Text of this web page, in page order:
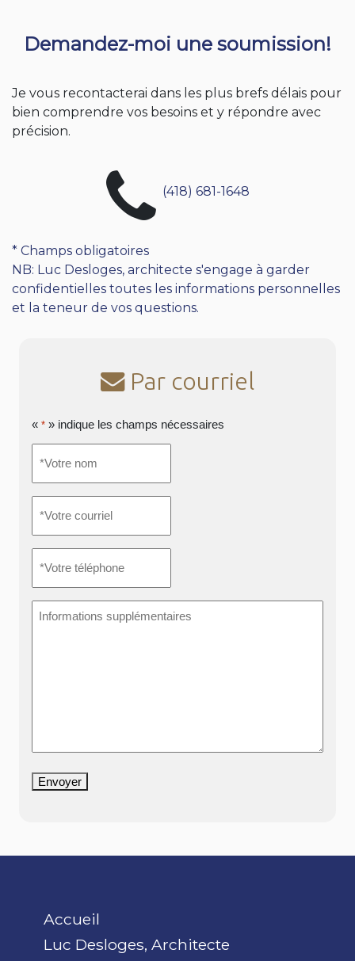
Demandez-moi une soumission!
Je vous recontacterai dans les plus brefs délais pour
bien comprendre vos besoins et y répondre avec
précision.
(418) 681-1648
* Champs obligatoires
NB: Luc Desloges, architecte s'engage à garder
confidentielles toutes les informations personnelles
et la teneur de vos questions.
Par courriel
« * » indique les champs nécessaires
nom*
courriel*
téléphone *
supplémentaires
Envoyer
Accueil
Luc Desloges, Architecte